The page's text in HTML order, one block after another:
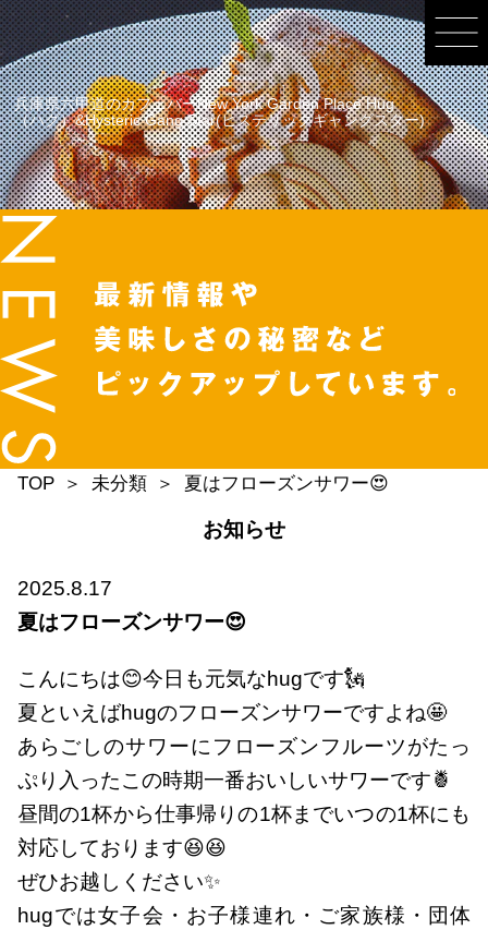
兵庫県六甲道のカフェバーNew York Garden Place Hug
（ハグ）&Hysteric Gang Star(ヒステリックギャングスター)
TOP 未分類 夏はフローズンサワー😍
お知らせ
2025.8.17
夏はフローズンサワー😍
こんにちは😊今日も元気なhugです🗽
夏といえばhugのフローズンサワーですよね🤩
あらごしのサワーにフローズンフルーツがたっ
ぷり入ったこの時期一番おいしいサワーです🍍
昼間の1杯から仕事帰りの1杯までいつの1杯にも
対応しております😆😆
ぜひお越しください✨
hugでは女子会・お子様連れ・ご家族様・団体